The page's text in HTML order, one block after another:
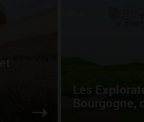
Les
Bourgogne,